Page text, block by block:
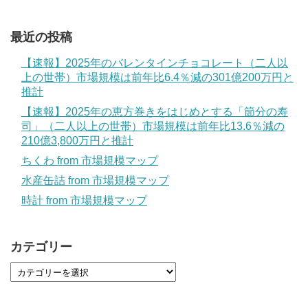
最近の投稿
【速報】2025年のバレンタインチョコレート（二人以
上の世帯）市場規模は前年比6.4％減の301億200万円と
推計
【速報】2025年の恵方巻きをはじめとする「節分の寿
司」（二人以上の世帯）市場規模は前年比13.6％減の
210億3,800万円と推計
ちくわ from 市場規模マップ
水産缶詰 from 市場規模マップ
時計 from 市場規模マップ
カテゴリー